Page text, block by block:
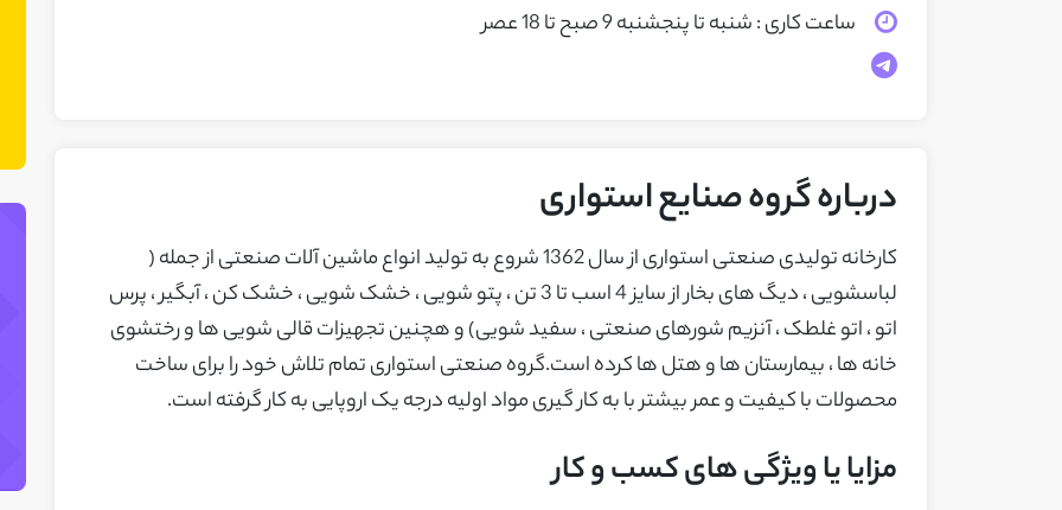
ساعت کاری : شنبه تا پنجشنبه 9 صبح تا 18 عصر
درباره گروه صنایع استواری
کارخانه تولیدی صنعتی استواری از سال 1362 شروع به تولید انواع ماشین آلات صنعتی از جمله (
لباسشویی ، دیگ های بخار از سایز 4 اسب تا 3 تن ، پتو شویی ، خشک شویی ، خشک کن ، آبگیر ، پرس
اتو ، اتو غلطک ، آنزیم شورهای صنعتی ، سفید شویی) و هچنین تجهیزات قالی شویی ها و رختشوی
خانه ها ، بیمارستان ها و هتل ها کرده است.گروه صنعتی استواری تمام تلاش خود را برای ساخت
محصولات با کیفیت و عمر بیشتر با به کار گیری مواد اولیه درجه یک اروپایی به کار گرفته است.
مزایا یا ویژگی های کسب و کار